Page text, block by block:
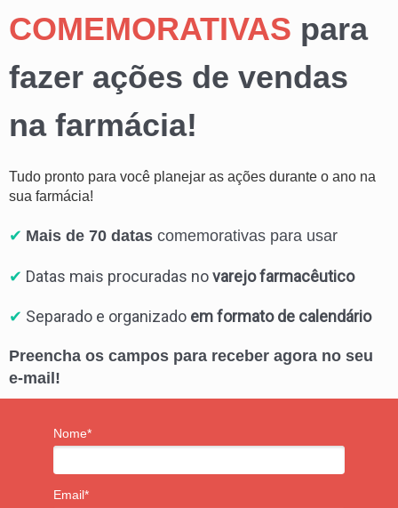
COMEMORATIVAS para
fazer ações de vendas
na farmácia!
Tudo pronto para você planejar as ações durante o ano na
sua farmácia!
✔ Mais de 70 datas comemorativas para usar
✔ Datas mais procuradas novarejo farmacêutico
✔ Separado e organizado em formato de calendário
Preencha os campos para receber agora no seu
e-mail!
Nome*
Email*